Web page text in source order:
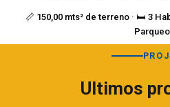
📏 150,00 mts² de terreno · 🛏️ 3
Ultimos